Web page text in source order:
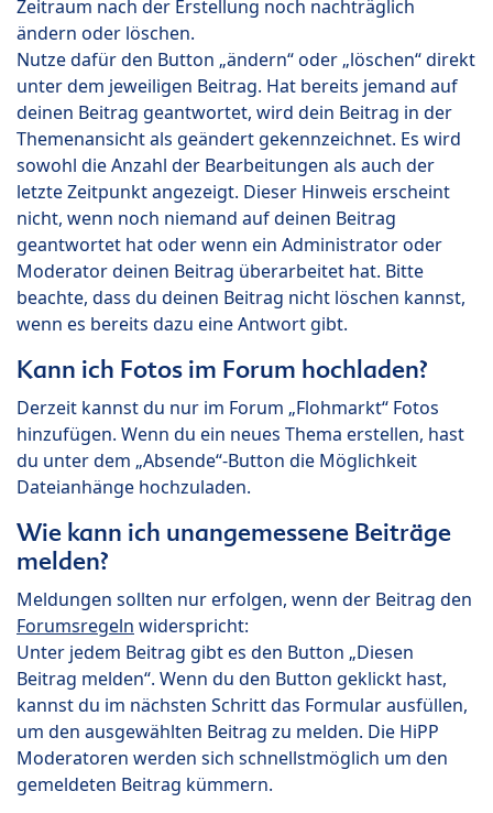
Zeitraum nach der Erstellung noch nachträglich
ändern oder löschen.
Nutze dafür den Button „ändern“ oder „löschen“ direkt
unter dem jeweiligen Beitrag. Hat bereits jemand auf
deinen Beitrag geantwortet, wird dein Beitrag in der
Themenansicht als geändert gekennzeichnet. Es wird
sowohl die Anzahl der Bearbeitungen als auch der
letzte Zeitpunkt angezeigt. Dieser Hinweis erscheint
nicht, wenn noch niemand auf deinen Beitrag
geantwortet hat oder wenn ein Administrator oder
Moderator deinen Beitrag überarbeitet hat. Bitte
beachte, dass du deinen Beitrag nicht löschen kannst,
wenn es bereits dazu eine Antwort gibt.
Kann ich Fotos im Forum hochladen?
Derzeit kannst du nur im Forum „Flohmarkt“ Fotos
hinzufügen. Wenn du ein neues Thema erstellen, hast
du unter dem „Absende“-Button die Möglichkeit
Dateianhänge hochzuladen.
Wie kann ich unangemessene Beiträge
melden?
Meldungen sollten nur erfolgen, wenn der Beitrag den
Forumsregeln widerspricht:
Unter jedem Beitrag gibt es den Button „Diesen
Beitrag melden“. Wenn du den Button geklickt hast,
kannst du im nächsten Schritt das Formular ausfüllen,
um den ausgewählten Beitrag zu melden. Die HiPP
Moderatoren werden sich schnellstmöglich um den
gemeldeten Beitrag kümmern.